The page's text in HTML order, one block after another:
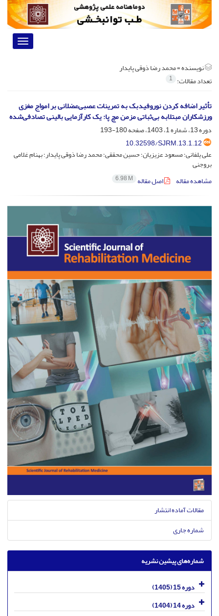
Toggle
نویسنده =محمد رضا ذوقی پایدار
تعداد مقالات: 1
تأثیر اضافه کردن نوروفیدبک به تمرینات عصبی‌عضلانی بر امواج مغزی
ورزشکاران مبتلابه بی‌ثباتی مزمن مچ پا: یک کارآزمایی بالینی تصادفی‌شده
دوره 13، شماره 1، 1403، صفحه
180-193
10.32598/SJRM.13.1.12
علی یلفانی؛ مسعود عزیزیان؛ حسین محققی؛ محمد رضا ذوقی پایدار؛ بهنام غلامی
بروجنی
مشاهده مقاله
اصل مقاله 6.98 M
مقالات آماده انتشار
شماره جاری
شماره‌های پیشین نشریه
دوره 15 (1405)
دوره 14 (1404)